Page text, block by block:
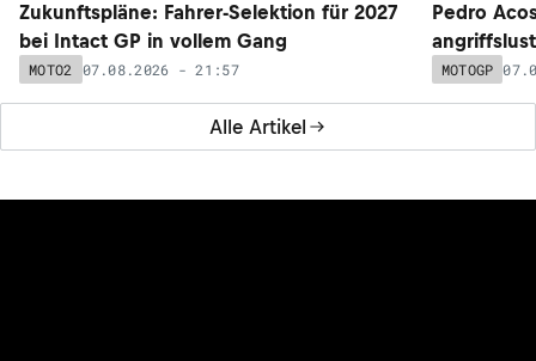
Alle Artikel
Zukunftspläne: Fahrer-Selektion für 2027
bei Intact GP in vollem Gang
MOTO2 07.08.2026 - 21:57
Pedro
MOTOGP